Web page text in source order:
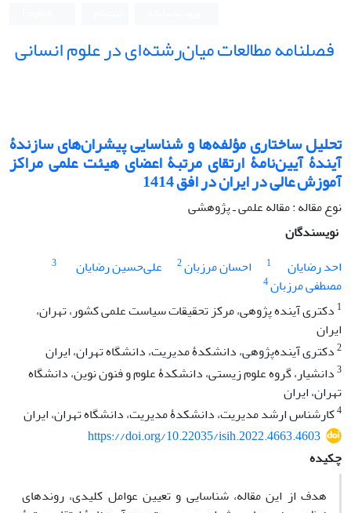
فصلنامه مطالعات میان‌رشته‌ای در علوم انسانی
تحلیل ساختاری مؤلفه‌ها و شناسایی پیشران‌های سازندۀ
آیندۀ آیین‌نامۀ ارتقای مرتبۀ اعضای هیئت علمی مراکز
آموزش عالی در ایران در افق 1414
نوع مقاله : مقاله علمی ـ پژوهشی
نویسندگان
احد رضایان
1 احسان مرزبان2 علی‌حسین رضایان 3
مصطفی مرزبان4
1 دکتری آینده پژوهی، مرکز تحقیقات سیاست علمی کشور، تهران،
ایران
2دکتری آینده‌پژوهی، دانشکدۀ مدیریت، دانشگاه تهران، ایران
3دانشیار، گروه علوم زیستی، دانشکدۀ علوم و فنون نوین، دانشگاه
تهران، ایران
4کارشناس ارشد مدیریت، دانشکدۀ مدیریت، دانشگاه تهران، ایران
https://doi.org/10.22035/isih.2022.4663.4603
چکیده
هدف از این مقاله، شناسایی و تعیین عوامل کلیدی، روندهای